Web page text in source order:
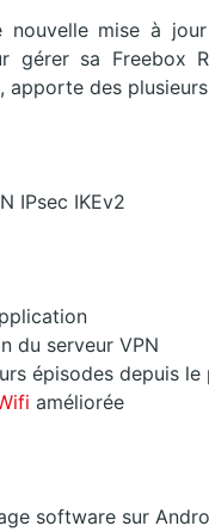
nouvelle mise à
gérer sa
apporte des
IPsec IKEv2
du serveur VPN
épisodes depuis
améliorée
software sur